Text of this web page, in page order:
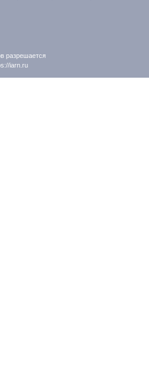
разрешается
iarn.ru